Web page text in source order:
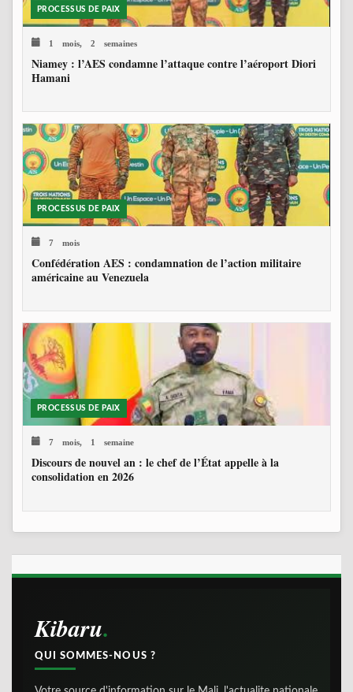
PROCESSUS DE PAIX
1 mois, 2 semaines
Niamey : l’AES condamne l’attaque contre l’aéroport Diori
Hamani
PROCESSUS DE PAIX
7 mois
Confédération AES : condamnation de l’action militaire
américaine au Venezuela
PROCESSUS DE PAIX
7 mois, 1 semaine
Discours de nouvel an : le chef de l’État appelle à la
consolidation en 2026
Kibaru
QUI SOMMES-NOUS ?